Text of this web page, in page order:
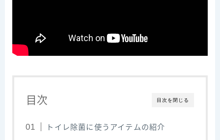
目次を閉じる
目次
トイレ除菌に使うアイテムの紹介